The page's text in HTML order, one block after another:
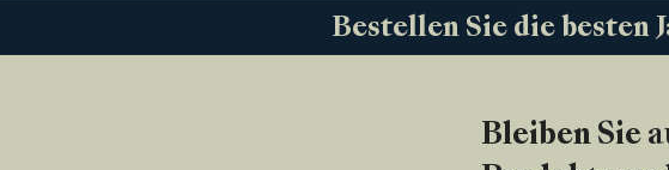
Bestellen Sie die besten
Bleiben Sie